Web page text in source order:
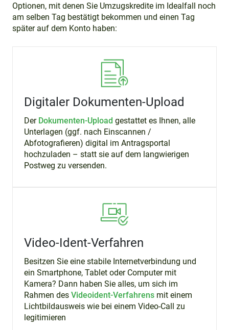
Optionen, mit denen Sie Umzugskredite im Idealfall noch
am selben Tag bestätigt bekommen und einen Tag
später auf dem Konto haben:
Digitaler Dokumenten-Upload
Der Dokumenten-Upload gestattet es Ihnen, alle
Unterlagen (ggf. nach Einscannen /
Abfotografieren) digital im Antragsportal
hochzuladen – statt sie auf dem langwierigen
Postweg zu versenden.
Video-Ident-Verfahren
Besitzen Sie eine stabile Internetverbindung und
ein Smartphone, Tablet oder Computer mit
Kamera? Dann haben Sie alles, um sich im
Rahmen des Videoident-Verfahrens mit einem
Lichtbildausweis wie bei einem Video-Call zu
legitimieren